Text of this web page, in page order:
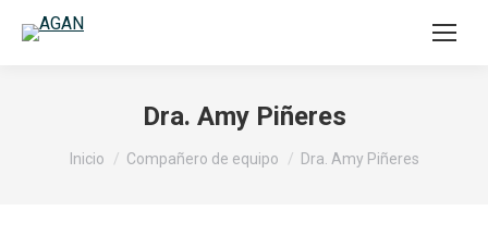
Dra. Amy Piñeres
Estás aquí:
Inicio Compañero de equipo Dra. Amy Piñeres